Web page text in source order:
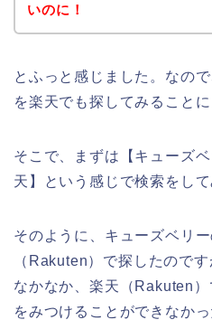
いのに！
とふっと感じました。なの
を楽天でも探してみること
そこで、まずは【キュー
天】という感じで検索をし
そのように、キューズベリ
（Rakuten）で探したので
なかなか、楽天（Rakuten
をみつけることができなか